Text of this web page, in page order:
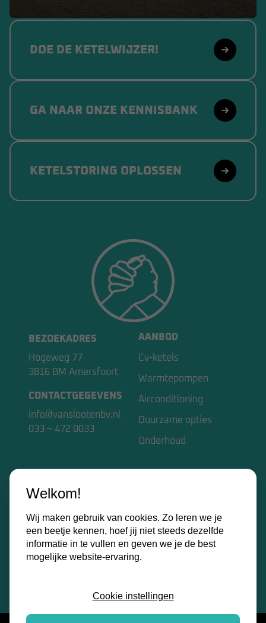
DOE DE KETELWIJZER!
GA NAAR ONZE KENNISBANK
KETELSTORING OPLOSSEN
BEZOEKADRES
Hogeweg 77
3816 BM Amersfoort
CONTACTGEGEVENS
info@vanslootenbv.nl
033 – 472 0033
AANBOD
Cv-ketels
Warmtepompen
Airconditioning
Duurzame opties
Onderhoud
Home
Over ons
Kennisbank
Contact
Welkom!
Wij maken gebruik van cookies. Zo leren we je
een beetje kennen, hoef jij niet steeds dezelfde
informatie in te vullen en geven we je de best
mogelijke website-ervaring.
Cookie instellingen